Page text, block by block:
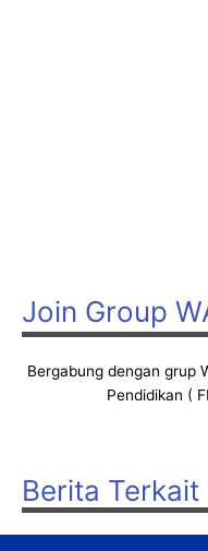
Join Group
Bergabung dengan grup
Pendidikan (
Berita Terkait